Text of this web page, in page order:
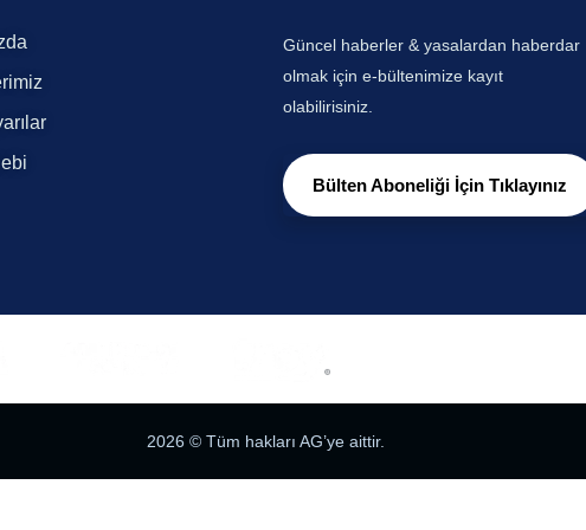
Güncel haberler & yasalardan haberdar
olmak için e-bültenimize kayıt
olabilirisiniz.
Bülten Aboneliği İçin Tıklayınız
2026 © Tüm hakları AG’ye aittir.